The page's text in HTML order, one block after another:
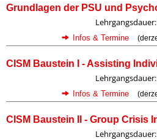
Grundlagen der PSU und
Lehrgangsdauer:
Infos & Termine
CISM Baustein I - Assisting
Lehrgangsdauer:
Infos & Termine
CISM Baustein II - Group Crisis
Lehrgangsdauer: